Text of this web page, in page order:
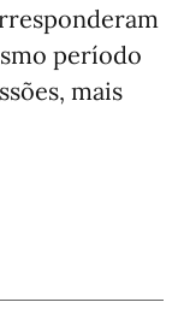
período
mais